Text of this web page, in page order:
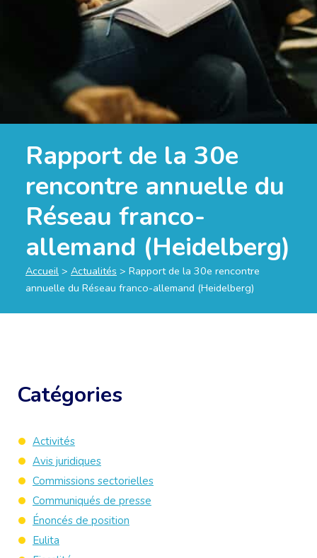
Rapport de la 30e
rencontre annuelle du
Réseau franco-
allemand (Heidelberg)
Accueil > Actualités > Rapport de la 30e rencontre
annuelle du Réseau franco-allemand (Heidelberg)
Catégories
Activités
Avis juridiques
Commissions sectorielles
Communiqués de presse
Énoncés de position
Eulita